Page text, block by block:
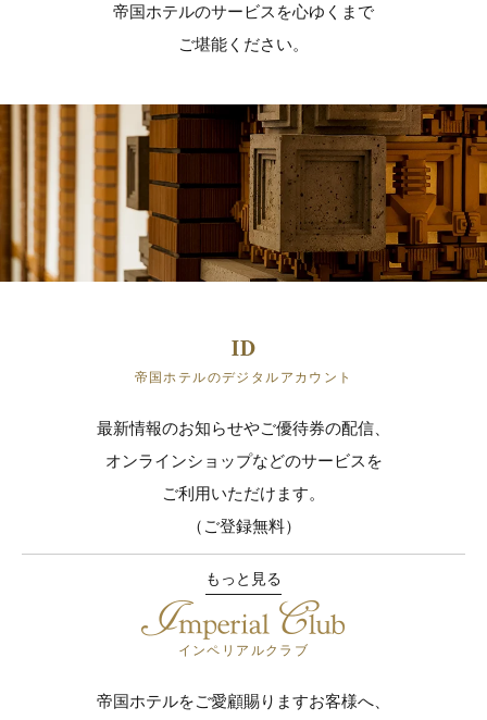
帝国ホテルのサービスを心ゆくまで
ご堪能ください。
帝国ホテルのデジタルアカウント
最新情報のお知らせやご優待券の配信、
オンラインショップなどのサービスを
ご利用いただけます。
（ご登録無料）
もっと見る
インペリアルクラブ
帝国ホテルをご愛顧賜りますお客様へ、